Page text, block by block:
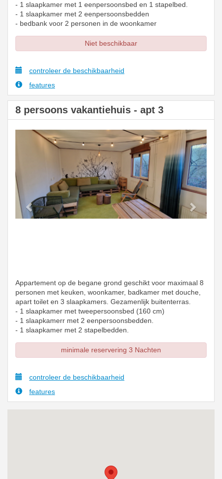
- 1 slaapkamer met 1 eenpersoonsbed en 1 stapelbed.
- 1 slaapkamer met 2 eenpersoonsbedden
- bedbank voor 2 personen in de woonkamer
Niet beschikbaar
controleer de beschikbaarheid
features
8 persoons vakantiehuis - apt 3
Previous Next
Appartement op de begane grond geschikt voor maximaal 8
personen met keuken, woonkamer, badkamer met douche,
apart toilet en 3 slaapkamers. Gezamenlijk buitenterras.
- 1 slaapkamer met tweepersoonsbed (160 cm)
- 1 slaapkamerr met 2 eenpersoonsbedden.
- 1 slaapkamer met 2 stapelbedden.
minimale reservering 3 Nachten
controleer de beschikbaarheid
features